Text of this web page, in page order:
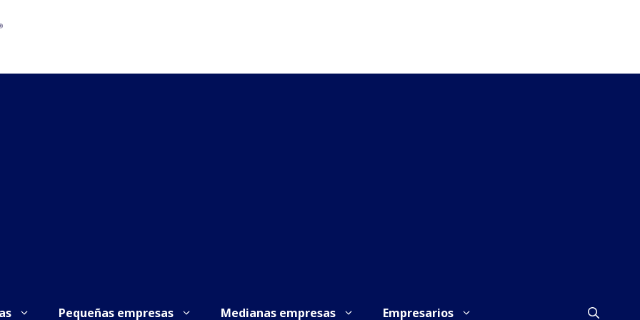
Pequeñas empresas Medianas empresas Empresarios